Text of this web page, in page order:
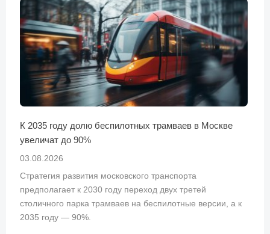
К 2035 году долю беспилотных трамваев в Москве
увеличат до 90%
03.08.2026
Стратегия развития московского транспорта
предполагает к 2030 году переход двух третей
столичного парка трамваев на беспилотные версии, а к
2035 году — 90%.